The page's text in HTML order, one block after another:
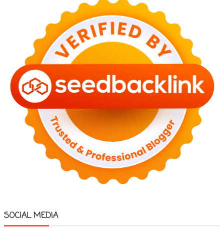
SOCIAL MEDIA